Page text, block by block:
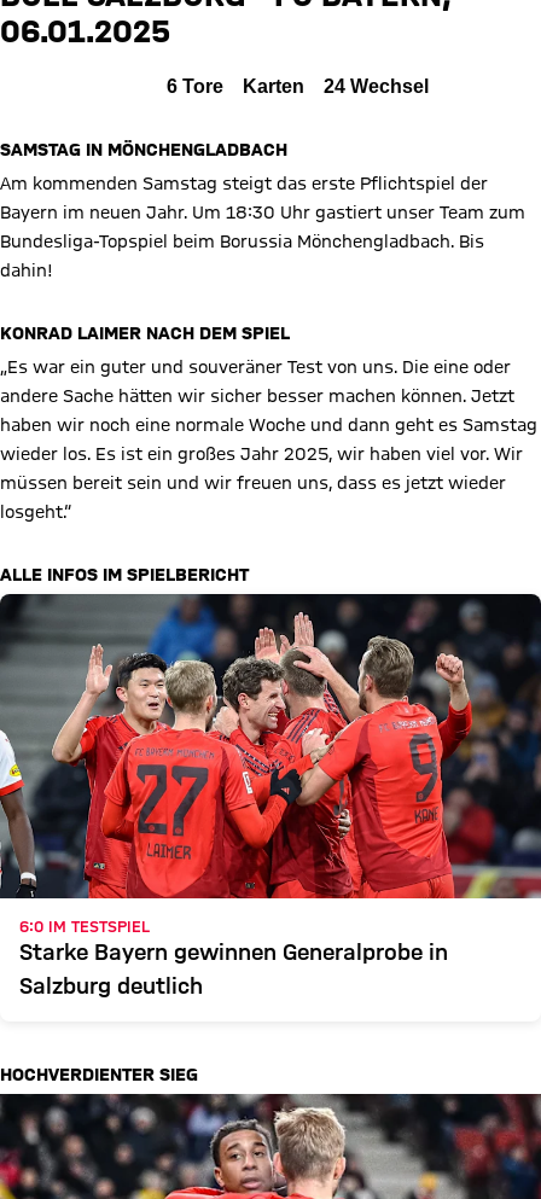
Zum Spielbericht
06.01.2025
6 Tore Karten 24 Wechsel
SAMSTAG IN MÖNCHENGLADBACH
Am kommenden Samstag steigt das erste Pflichtspiel der
Bayern im neuen Jahr. Um 18:30 Uhr gastiert unser Team zum
Bundesliga-Topspiel beim Borussia Mönchengladbach. Bis
dahin!
KONRAD LAIMER NACH DEM SPIEL
„Es war ein guter und souveräner Test von uns. Die eine oder
andere Sache hätten wir sicher besser machen können. Jetzt
haben wir noch eine normale Woche und dann geht es Samstag
wieder los. Es ist ein großes Jahr 2025, wir haben viel vor. Wir
müssen bereit sein und wir freuen uns, dass es jetzt wieder
losgeht.“
ALLE INFOS IM SPIELBERICHT
6:0 IM TESTSPIEL
Starke Bayern gewinnen Generalprobe in
Salzburg deutlich
HOCHVERDIENTER SIEG